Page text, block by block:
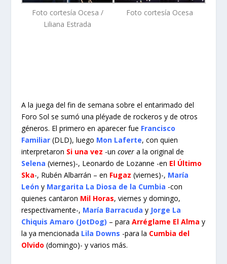
Foto cortesía Ocesa /
Liliana Estrada
Foto cortesía Ocesa
A la juega del fin de semana sobre el entarimado del
Foro Sol se sumó una pléyade de rockeros y de otros
géneros. El primero en aparecer fue Francisco
Familiar (DLD), luego Mon Laferte, con quien
interpretaron Si una vez -uncover a la original de
Selena(viernes)-, Leonardo de Lozanne -en El Último
Ska-, Rubén Albarrán – en Fugaz(viernes)-, María
León y Margarita La Diosa de la Cumbia -con
quienes cantaron Mil Horas, viernes y domingo,
respectivamente-, María Barracuda y Jorge La
Chiquis Amaro (JotDog) – paraArréglame El Alma y
la ya mencionada Lila Downs -para la Cumbia del
Olvido (domingo)- y varios más.